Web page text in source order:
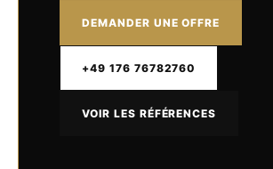
DEMANDER UNE OFFRE
+49 176 76782760
VOIR LES RÉFÉRENCES